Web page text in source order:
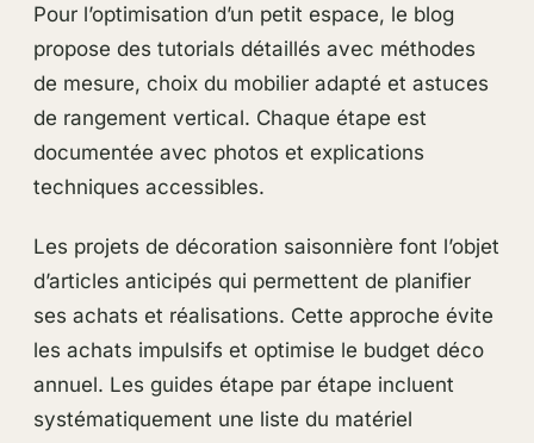
Pour l’optimisation d’un petit espace, le blog
propose des tutorials détaillés avec méthodes
de mesure, choix du mobilier adapté et astuces
de rangement vertical. Chaque étape est
documentée avec photos et explications
techniques accessibles.
Les projets de décoration saisonnière font l’objet
d’articles anticipés qui permettent de planifier
ses achats et réalisations. Cette approche évite
les achats impulsifs et optimise le budget déco
annuel. Les guides étape par étape incluent
systématiquement une liste du matériel